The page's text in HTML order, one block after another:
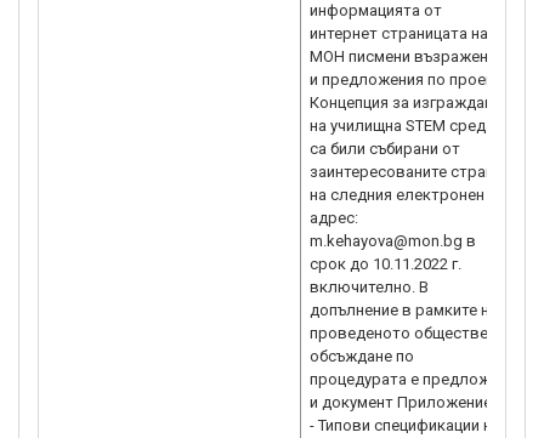
информацията от
интернет страницата на
МОН писмени възражения
и предложения по проекта
Концепция за изграждане
на училищна STEM среда
са били събирани от
заинтересованите страни
на следния електронен
адрес:
m.kehayova@mon.bg в
срок до 10.11.2022 г.
включително. В
допълнение в рамките на
проведеното обществено
обсъждане по
процедурата е предложен
и документ Приложение 2
- Типови спецификации на